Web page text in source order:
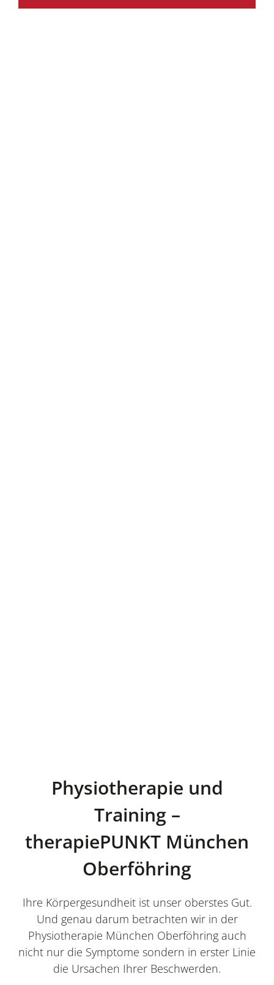
Physiotherapie und
Training –
therapiePUNKT München
Oberföhring
Ihre Körpergesundheit ist unser oberstes Gut.
Und genau darum betrachten wir in der
Physiotherapie München Oberföhring auch
nicht nur die Symptome sondern in erster Linie
die Ursachen Ihrer Beschwerden.